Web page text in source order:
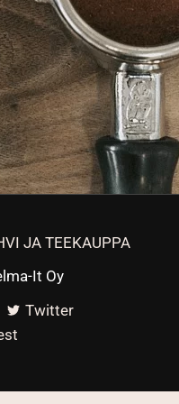
JA TEEKAUPPA
It Oy
Twitter